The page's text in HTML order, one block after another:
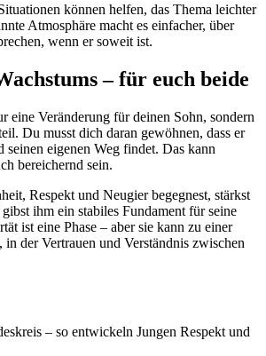
können helfen, das Thema leichter
Atmosphäre macht es einfacher, über
wenn er soweit ist.
– für euch beide
eine Veränderung für deinen Sohn, sondern
Du musst dich daran gewöhnen, dass er
seinen eigenen Weg findet. Das kann
bereichernd sein.
Respekt und Neugier begegnest, stärkst
ihm ein stabiles Fundament für seine
ist eine Phase – aber sie kann zu einer
der Vertrauen und Verständnis zwischen
– so entwickeln Jungen Respekt und